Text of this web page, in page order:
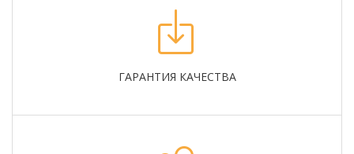
ГАРАНТИЯ КАЧЕСТВА